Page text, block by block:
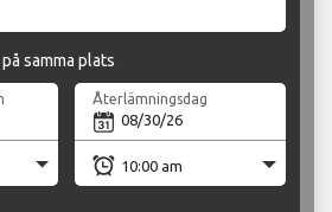
samma plats
Återlämningsdag